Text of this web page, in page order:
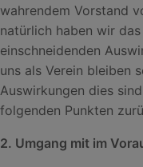
wahrendem Vorstand
natürlich haben wir
einschneidenden
uns als Verein bleiben
Auswirkungen dies
folgenden Punkten
2. Umgang mit im